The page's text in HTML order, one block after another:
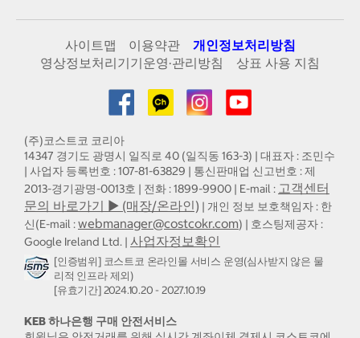
사이트맵 이용약관
개인정보처리방침
영상정보처리기기운영·관리방침
상표 사용 지침
(주)코스트코 코리아
14347 경기도 광명시 일직로 40 (일직동 163-3) | 대표자 : 조민수
| 사업자 등록번호 : 107-81-63829 | 통신판매업 신고번호 : 제
2013-경기광명-0013호 | 전화 : 1899-9900 | E-mail : 고객센터
문의 바로가기 ▶ (매장/온라인) | 개인 정보 보호책임자 : 한
신(E-mail :webmanager@costcokr.com) | 호스팅제공자 :
Google Ireland Ltd. | 사업자정보확인
[인증범위] 코스트코 온라인몰 서비스 운영(심사받지 않은 물
리적 인프라 제외)
[유효기간] 2024.10.20 - 2027.10.19
KEB 하나은행 구매 안전서비스